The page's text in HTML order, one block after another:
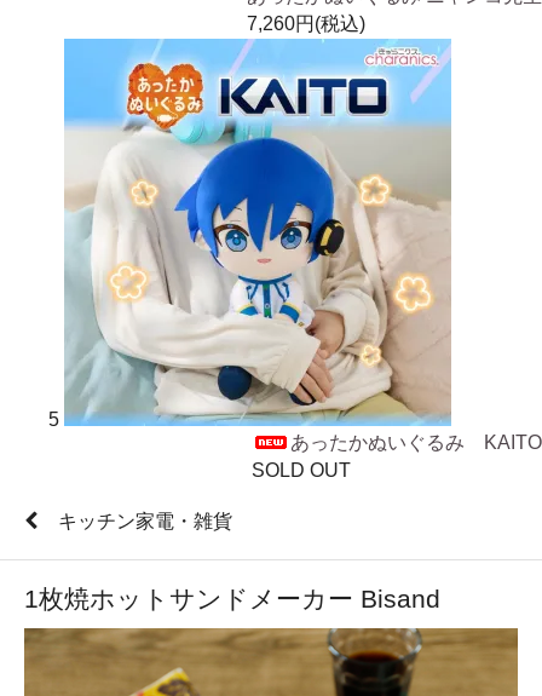
7,260円(税込)
5
あったかぬいぐるみ KAITO
SOLD OUT
キッチン家電・雑貨
1枚焼ホットサンドメーカー Bisand